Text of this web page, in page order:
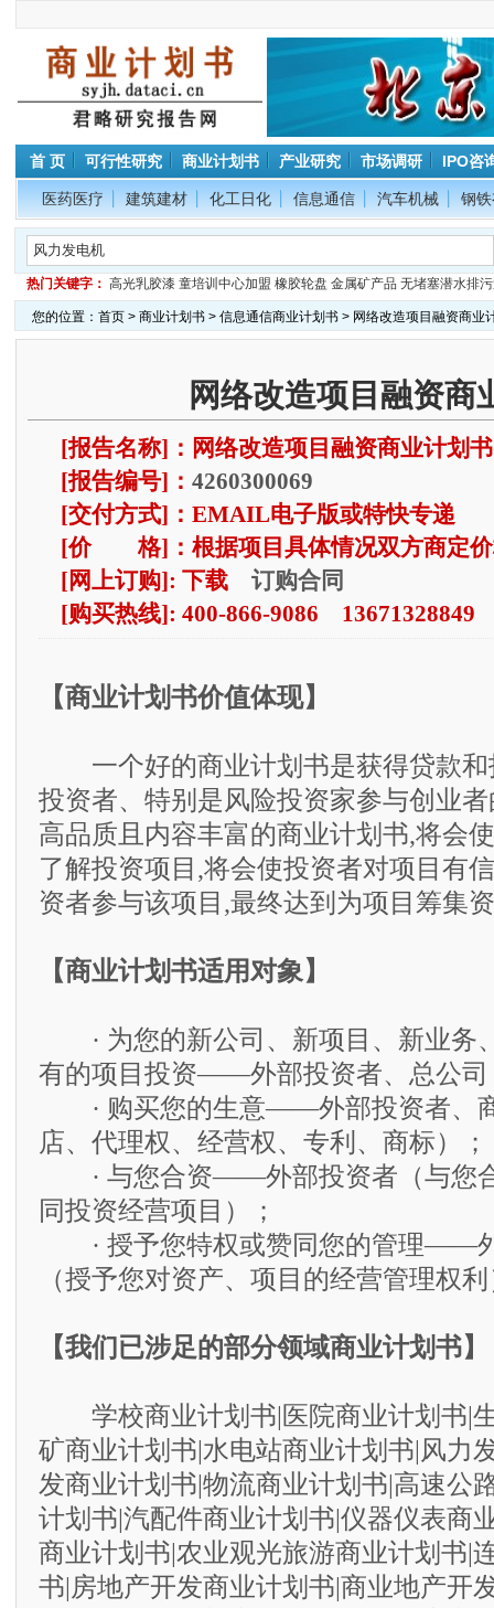
首 页 可行性研究 商业计划书 产业研究 市场调研 IPO咨
医药医疗 建筑建材 化工日化 信息通信 汽车机械 钢
热门关键字： 高光乳胶漆 童培训中心加盟 橡胶轮盘 金属矿产品 无堵塞潜水排
您的位置： 首页> 商业计划书> 信息通信商业计划书> 网络改造项目融资商业
网络改造项目融资商
[报告名称]：网络改造项目融资商业计划
[报告编号]： 4260300069
[交付方式]：EMAIL电子版或特快专递
[价 格]：根据项目具体情况双方商定
[网上订购]: 下载 订购合同
[购买热线]: 400-866-9086 13671328849
【商业计划书价值体现】
一个好的商业计划书是获得贷款和
投资者、特别是风险投资家参与创业
高品质且内容丰富的商业计划书,将会
了解投资项目,将会使投资者对项目有
资者参与该项目,最终达到为项目筹集
【商业计划书适用对象】
· 为您的新公司、新项目、新业务
有的项目投资——外部投资者、总公司
· 购买您的生意——外部投资者、商
店、代理权、经营权、专利、商标）；
· 与您合资——外部投资者（与您合
同投资经营项目）；
· 授予您特权或赞同您的管理——
（授予您对资产、项目的经营管理权
【我们已涉足的部分领域商业计划书】
学校商业计划书|医院商业计划书|
矿商业计划书|水电站商业计划书|风力
发商业计划书|物流商业计划书|高速公
计划书|汽配件商业计划书|仪器仪表商
商业计划书|农业观光旅游商业计划书|
书|房地产开发商业计划书|商业地产开